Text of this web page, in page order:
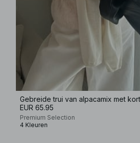
EUR 65.95
Premium Selection
4 Kleuren